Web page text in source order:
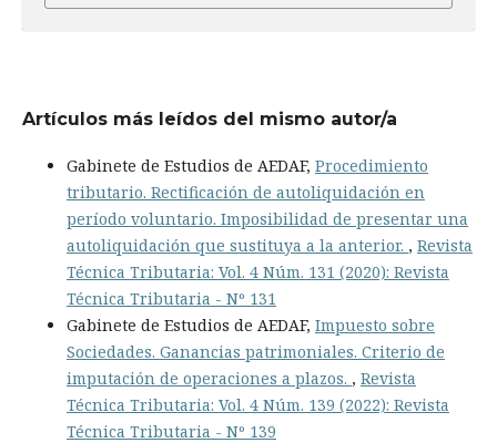
Artículos más leídos del mismo autor/a
Gabinete de Estudios de AEDAF, Procedimiento
tributario. Rectificación de autoliquidación en
período voluntario. Imposibilidad de presentar una
autoliquidación que sustituya a la anterior. , Revista
Técnica Tributaria: Vol. 4 Núm. 131 (2020): Revista
Técnica Tributaria - Nº 131
Gabinete de Estudios de AEDAF, Impuesto sobre
Sociedades. Ganancias patrimoniales. Criterio de
imputación de operaciones a plazos. , Revista
Técnica Tributaria: Vol. 4 Núm. 139 (2022): Revista
Técnica Tributaria - Nº 139